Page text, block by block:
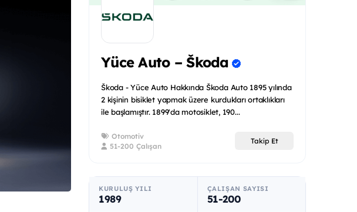
Yüce Auto – Škoda
Škoda - Yüce Auto Hakkında Škoda Auto 1895 yılında
2 kişinin bisiklet yapmak üzere kurdukları ortaklıkları
ile başlamıştır. 1899'da motosiklet, 190...
Otomotiv
51-200 Çalışan
Takip Et
KURULUŞ YILI
1989
ÇALIŞAN SAYISI
51-200